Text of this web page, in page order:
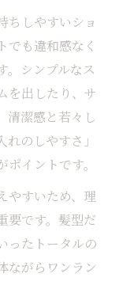
ちしやすいショ
でも違和感なく
。シンプルなス
を出したり、サ
清潔感と若々し
のしやすさ」
イントです。
やすいため、理
要です。髪型だ
ったトータルの
ながらワンラン